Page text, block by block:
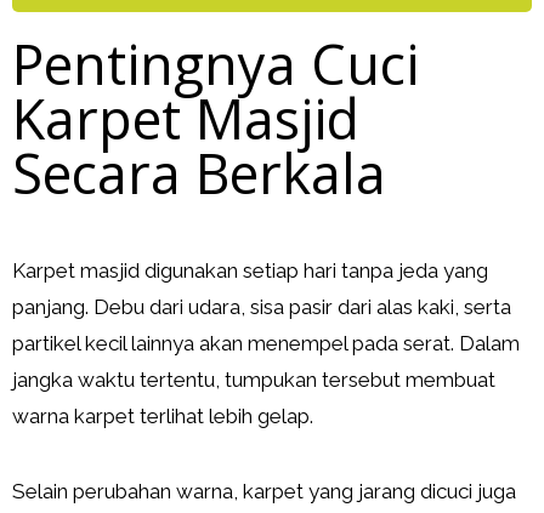
Pentingnya Cuci
Karpet Masjid
Secara Berkala
Karpet masjid digunakan setiap hari tanpa jeda yang
panjang. Debu dari udara, sisa pasir dari alas kaki, serta
partikel kecil lainnya akan menempel pada serat. Dalam
jangka waktu tertentu, tumpukan tersebut membuat
warna karpet terlihat lebih gelap.
Selain perubahan warna, karpet yang jarang dicuci juga